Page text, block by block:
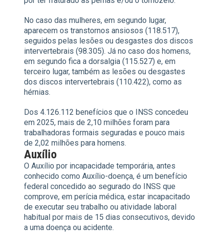
No caso das mulheres, em segundo lugar,
aparecem os transtornos ansiosos (118.517),
seguidos pelas lesões ou desgastes dos discos
intervertebrais (98.305). Já no caso dos homens,
em segundo fica a dorsalgia (115.527) e, em
terceiro lugar, também as lesões ou desgastes
dos discos intervertebrais (110.422), como as
hérnias.
Dos 4.126.112 benefícios que o INSS concedeu
em 2025, mais de 2,10 milhões foram para
trabalhadoras formais seguradas e pouco mais
de 2,02 milhões para homens.
Auxílio
O Auxílio por incapacidade temporária, antes
conhecido como Auxílio-doença, é um benefício
federal concedido ao segurado do INSS que
comprove, em perícia médica, estar incapacitado
de executar seu trabalho ou atividade laboral
habitual por mais de 15 dias consecutivos, devido
a uma doença ou acidente.